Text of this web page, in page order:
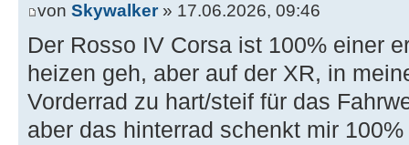
von Skywalker» 17.06.2026, 09:46
Der Rosso IV Corsa ist 100% einer
heizen geh, aber auf der XR, in
Vorderrad zu hart/steif für das
aber das hinterrad schenkt mir